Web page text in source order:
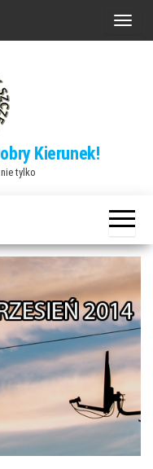
P
n
a
w
i
g
a
c
j
ę
Kierunek!
tylko